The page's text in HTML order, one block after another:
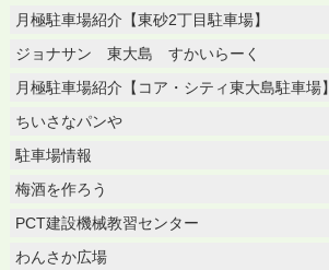
月極駐車場紹介【東砂2丁目駐車場】
ジョナサン 東大島 すかいらーく
月極駐車場紹介【コア・シティ東大島駐車場】
ちいさなパンや
駐車場情報
梅酒を作ろう
PCT建設機械教習センター
わんさか広場